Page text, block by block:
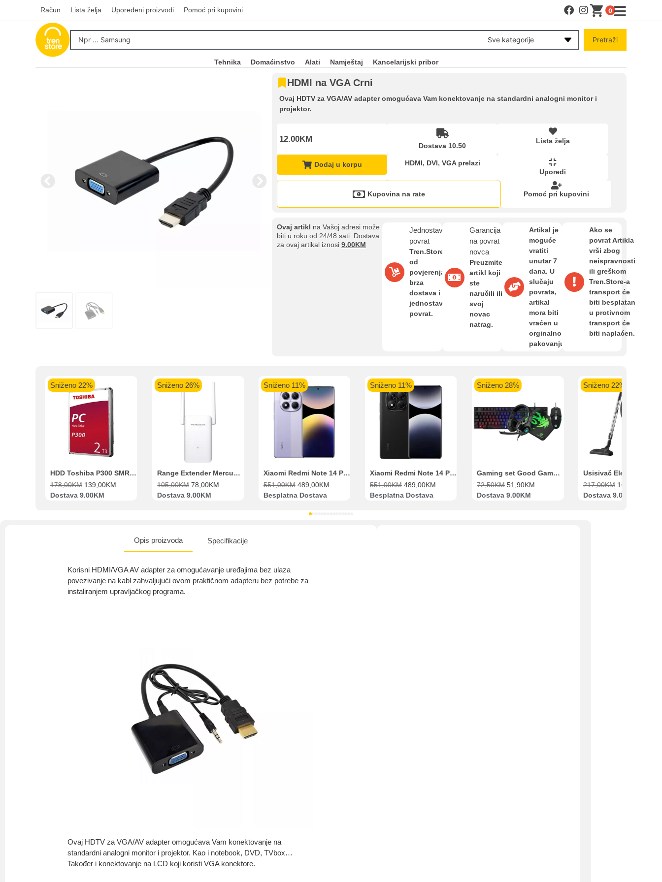
Račun Lista želja Upoređeni proizvodi Pomoć pri kupovini 0
Sve kategorije Pretraži
Tehnika Domaćinstvo Alati Namještaj Kancelarijski pribor
HDMI na VGA Crni
Ovaj HDTV za VGA/AV adapter omogućava Vam konektovanje na standardni analogni monitor i
projektor.
12.00KM
Dostava 10.50
Lista želja
Dodaj u korpu
HDMI, DVI, VGA prelazi
Uporedi
Kupovina na rate Pomoć pri kupovini
Ovaj artikl na Vašoj adresi može
biti u roku od 24/48 sati. Dostava
za ovaj artikal iznosi 9.00KM
Jednostavan
povrat
Tren.Store
od
povjerenja,
brza
dostava i
jednostavan
povrat.
Garancija
na povrat
novca
Preuzmite
artikl koji
ste
naručili ili
svoj
novac
natrag.
Artikal je
moguće
vratiti
unutar 7
dana. U
slučaju
povrata,
artikal
mora biti
vraćen u
orginalnom
pakovanju.
Ako se
povrat Artikla
vrši zbog
neispravnosti
ili greškom
Tren.Store-a
transport će
biti besplatan
u protivnom
transport će
biti naplaćen.
Sniženo 22%
HDD Toshiba P300 SMR 3.5″ 2TB SATA III
178,00KM 139,00KM
Dostava 9.00KM
Sniženo 26%
Range Extender Mercusys AX3000 ME80X Wi-Fi 6
105,00KM 78,00KM
Dostava 9.00KM
Sniženo 11%
Xiaomi Redmi Note 14 Pro 8GB 256GB Ljubičasti
551,00KM 489,00KM
Besplatna Dostava
Sniženo 11%
Xiaomi Redmi Note 14 Pro 8GB 256GB Crni
551,00KM 489,00KM
Besplatna Dostava
Sniženo 28%
Gaming set Good Game Tastatura, Miš, Slušalice i podloga za miš
72,50KM 51,90KM
Dostava 9.00KM
Sniženo 22%
217,00KM 169,00
Dostava 9.00KM
Opis proizvoda Specifikacije
Korisni HDMI/VGA AV adapter za omogućavanje uređajima bez ulaza
povezivanje na kabl zahvaljujući ovom praktičnom adapteru bez potrebe za
instaliranjem upravljačkog programa.
Ovaj HDTV za VGA/AV adapter omogućava Vam konektovanje na
standardni analogni monitor i projektor. Kao i notebook, DVD, TVbox…
Također i konektovanje na LCD koji koristi VGA konektore.
Račun
Upoređeni proizvodi
Informacije o dostavi
O nama
Privatnost kupca
Kupovina na rate
Sve je lakše kad se podijeli!
Kupovinu na rate možete obaviti ukoliko posjedujete jednu od slikovito prikazanih kartica ispod.
UniCredit banka VISA
Sparkasse banka
MasterCard
Shop'n'Fun do 36 rata
Raiffeisen banka VISA
Magic Card do 36 rata
Bit će uračunati bankarski troškovi u iznosi od 3.5%